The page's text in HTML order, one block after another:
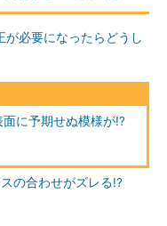
が必要になったらどうし
面に予期せぬ模様が!?
スの合わせがズレる!?